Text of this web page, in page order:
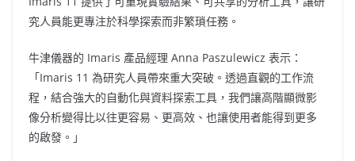
究人員能更專注於科學探索而非繁瑣任務。
牛津儀器的 Imaris 產品經理 Anna Paszulewicz 表示：
「Imaris 11 為研究人員帶來重大突破。透過直觀的工作流
程，結合強大的自動化與資料探索工具，我們讓高階顯微影
像分析變得比以往更容易、更高效、也讓使用者能得到更多
的啟發 。 」